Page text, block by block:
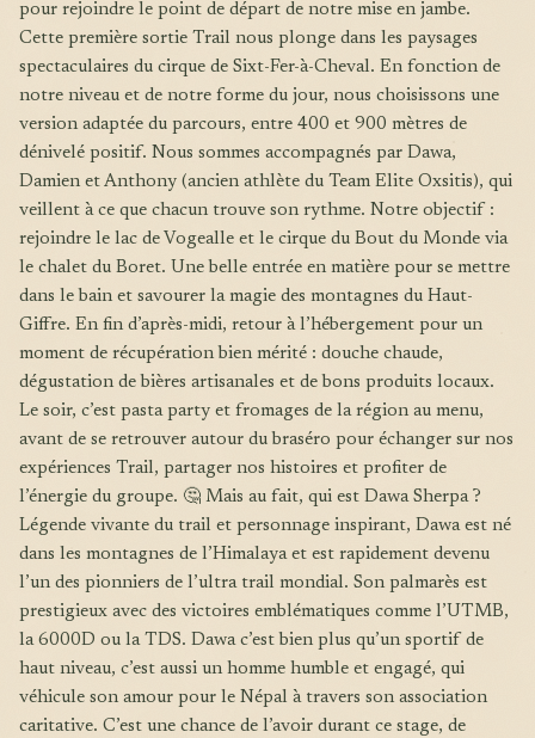
pour rejoindre le point de départ de notre mise en jambe.
Cette première sortie Trail nous plonge dans les paysages
spectaculaires du cirque de Sixt-Fer-à-Cheval. En fonction de
notre niveau et de notre forme du jour, nous choisissons une
version adaptée du parcours, entre 400 et 900 mètres de
dénivelé positif. Nous sommes accompagnés par Dawa,
Damien et Anthony (ancien athlète du Team Elite Oxsitis), qui
veillent à ce que chacun trouve son rythme. Notre objectif :
rejoindre le lac de Vogealle et le cirque du Bout du Monde via
le chalet du Boret. Une belle entrée en matière pour se mettre
dans le bain et savourer la magie des montagnes du Haut-
Giffre. En fin d’après-midi, retour à l’hébergement pour un
moment de récupération bien mérité : douche chaude,
dégustation de bières artisanales et de bons produits locaux.
Le soir, c’est pasta party et fromages de la région au menu,
avant de se retrouver autour du braséro pour échanger sur nos
expériences Trail, partager nos histoires et profiter de
l’énergie du groupe. 🤔 Mais au fait, qui est Dawa Sherpa ?
Légende vivante du trail et personnage inspirant, Dawa est né
dans les montagnes de l’Himalaya et est rapidement devenu
l’un des pionniers de l’ultra trail mondial. Son palmarès est
prestigieux avec des victoires emblématiques comme l’UTMB,
la 6000D ou la TDS. Dawa c’est bien plus qu’un sportif de
haut niveau, c’est aussi un homme humble et engagé, qui
véhicule son amour pour le Népal à travers son association
caritative. C’est une chance de l’avoir durant ce stage, de